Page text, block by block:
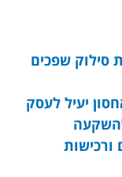
סילוק שפכים
יעיל לעסק
ורכישות